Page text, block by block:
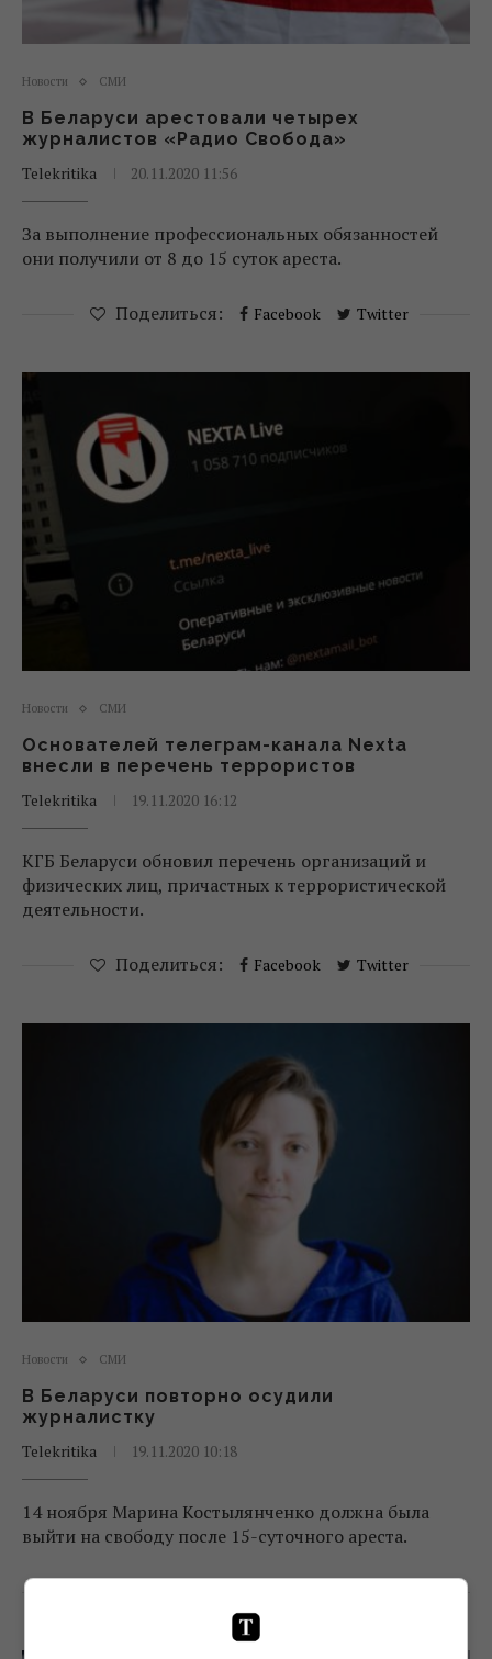
Новости СМИ
В Беларуси арестовали четырех
журналистов «Радио Свобода»
Telekritika
20.11.2020 11:56
За выполнение профессиональных обязанностей
они получили от 8 до 15 суток ареста.
Поделиться: Facebook Twitter
Новости СМИ
Основателей телеграм-канала Nexta
внесли в перечень террористов
Telekritika
19.11.2020 16:12
КГБ Беларуси обновил перечень организаций и
физических лиц, причастных к террористической
деятельности.
Поделиться: Facebook Twitter
Новости СМИ
В Беларуси повторно осудили
журналистку
Telekritika
19.11.2020 10:18
14 ноября Марина Костылянченко должна была
выйти на свободу после 15-суточного ареста.